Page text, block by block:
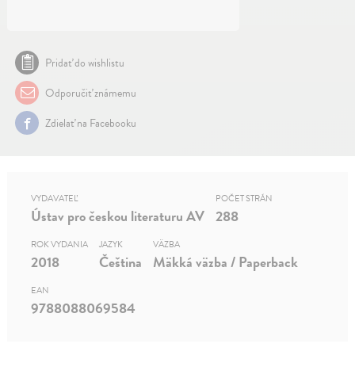
Pridať do wishlistu
Odporučiť známemu
Zdielať na Facebooku
VYDAVATEĽ
Ústav pro českou literaturu AV
POČET STRÁN
288
ROK VYDANIA
2018
JAZYK
Čeština
VÄZBA
Mäkká väzba / Paperback
EAN
9788088069584